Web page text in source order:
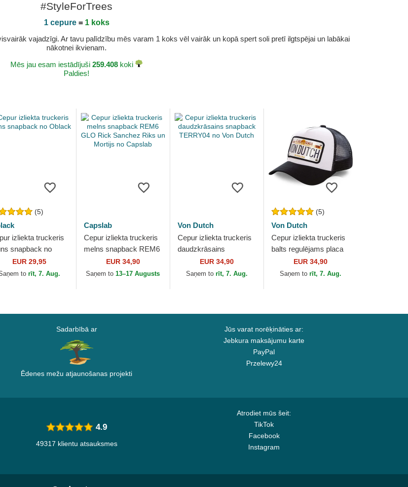
#StyleForTrees
1 cepure= 1 koks
vajadzīgi. Ar tavu palīdzību mēs varam 1 koks vēl vairāk un kopā spert soli pretī ilgtspējai un labākai
nākotnei ikvienam.
Mēs jau esam iestādījuši 259.408 koki
Paldies!
(5)
izliekta truckeris
snapback no
EUR 29,95
to rīt, 7. Aug.
Capslab
Cepur izliekta truckeris
melns snapback REM6
GLO Rick Sanchez
Riks un Mortijs no
EUR 34,90
Saņem to13–17 Augusts
Von Dutch
Cepur izliekta truckeris
daudzkrāsains
snapback TERRY04 no
Von Dutch
EUR 34,90
Saņem to rīt, 7. Aug.
(5)
Von Dutch
Cepur izliekta truckeris
balts regulējams placa
California CAL1 no Von
Dutch
EUR 34,90
Saņem torīt, 7. Aug.
Sadarbībā ar
Ēdenes mežu atjaunošanas projekti
Jūs varat norēķināties ar:
Jebkura maksājumu karte
PayPal
Przelewy24
Atrodiet mūs šeit:
TikTok
Facebook
Instagram
4.9
49317 klientu atsauksmes